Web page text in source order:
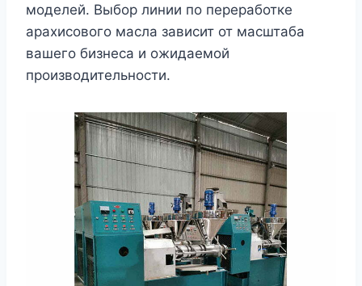
моделей. Выбор линии по переработке
арахисового масла зависит от масштаба
вашего бизнеса и ожидаемой
производительности.